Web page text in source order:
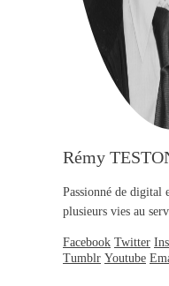
Rémy
Passionné de digital
plusieurs vies au
Facebook Twitter
Tumblr Youtube